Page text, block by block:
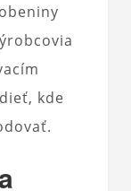
kde